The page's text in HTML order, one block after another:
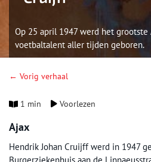
Op 25 april 1947 werd het grootste
voetbaltalent aller tijden geboren.
← Vorig verhaal
1 min Voorlezen
Ajax
Hendrik Johan Cruijff werd in 1947